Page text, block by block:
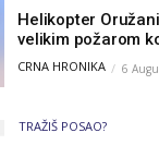
Helikopter
velikim požarom
i Air Tractor
CRNA HRONIKA 6
TRAŽIŠ POSAO?